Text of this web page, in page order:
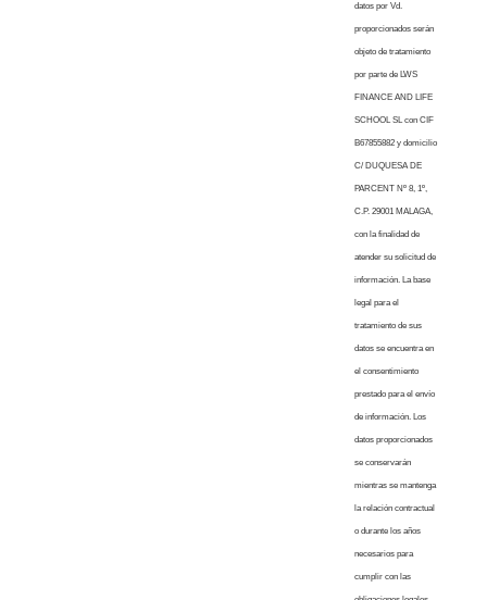
datos por Vd.
proporcionados serán
objeto de tratamiento
por parte de LWS
FINANCE AND LIFE
SCHOOL SL con CIF
B67855882 y domicilio
C/ DUQUESA DE
PARCENT Nº 8, 1º,
C.P. 29001 MALAGA,
con la finalidad de
atender su solicitud de
información. La base
legal para el
tratamiento de sus
datos se encuentra en
el consentimiento
prestado para el envío
de información. Los
datos proporcionados
se conservarán
mientras se mantenga
la relación contractual
o durante los años
necesarios para
cumplir con las